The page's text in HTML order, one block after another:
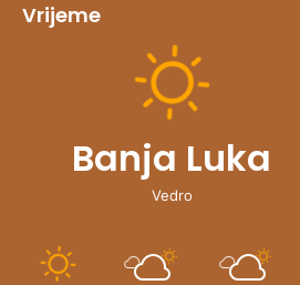
vVrijeme
Banja Luka
Vedro